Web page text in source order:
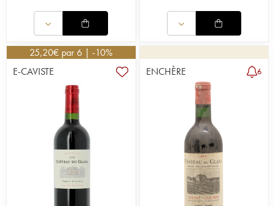
25,20€ par 6 | -10%
E-CAVISTE
ENCHÈRE 6